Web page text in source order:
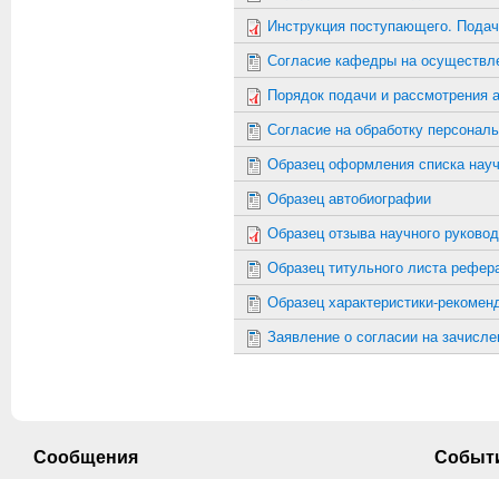
Инструкция поступающего.
Согласие кафедры на
Порядок подачи и рассмотрения
Согласие на обработку
Образец оформления списка
Образец автобиографии
Образец отзыва научного
Образец титульного листа
Образец характеристики-
Заявление о согласии на
Сообщения